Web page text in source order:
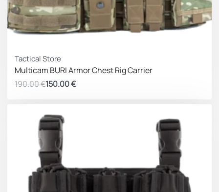
Tactical Store
Multicam BURI Armor Chest Rig Carrier
190.00€150.00€